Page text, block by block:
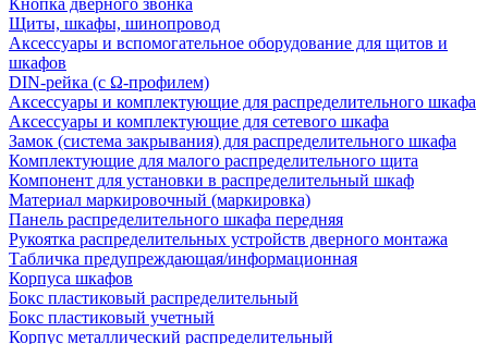
Кнопка дверного звонка
Щиты, шкафы, шинопровод
Аксессуары и вспомогательное оборудование для щитов и
шкафов
DIN-рейка (с Ω-профилем)
Аксессуары и комплектующие для распределительного шкафа
Аксессуары и комплектующие для сетевого шкафа
Замок (система закрывания) для распределительного шкафа
Комплектующие для малого распределительного щита
Компонент для установки в распределительный шкаф
Материал маркировочный (маркировка)
Панель распределительного шкафа передняя
Рукоятка распределительных устройств дверного монтажа
Табличка предупреждающая/информационная
Корпуса шкафов
Бокс пластиковый распределительный
Бокс пластиковый учетный
Корпус металлический распределительный